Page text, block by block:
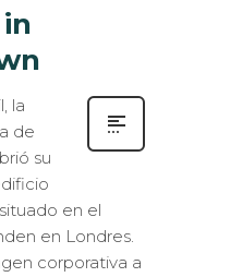
la
de
su
en el
en Londres.
corporativa a